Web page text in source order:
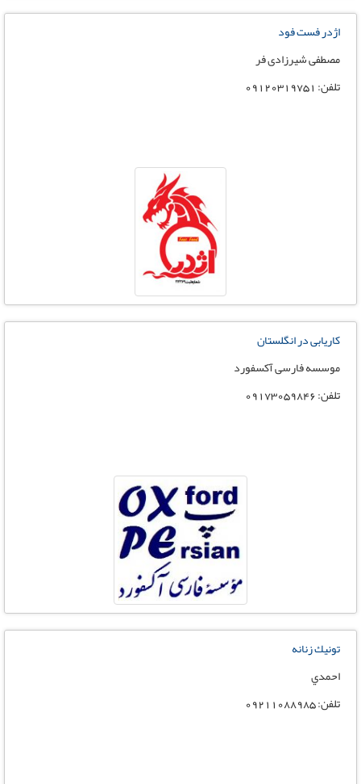
اژدر فست فود
مصطفی شیرزادی فر
تلفن: 09120319751
کاریابی در انگلستان
موسسه فارسی آکسفورد
تلفن: 09173059846
تونيك زنانه
احمدي
تلفن: 09211088985